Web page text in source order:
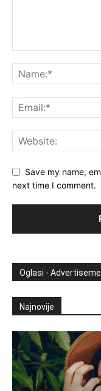
Save my name,
next time I comment.
Oglasi -
Najnovije